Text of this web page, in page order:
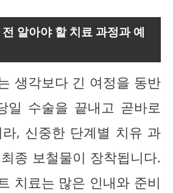
알아야 할 치료 과정과 예
생각보다 긴 여정을 동반
일 수술을 끝내고 곧바로
, 신중한 단계별 치유 과
종 보철물이 장착됩니다.
치료는 많은 인내와 준비